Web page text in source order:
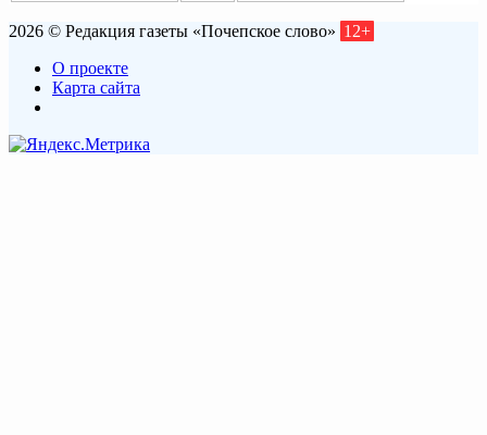
2026 © Редакция газеты «Почепское слово» 12+
О проекте
Карта сайта